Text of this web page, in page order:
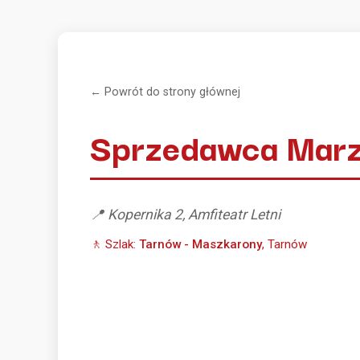
← Powrót do strony głównej
Sprzedawca
📍 Kopernika 2, Amfiteatr Letni
🚶 Szlak: Tarnów - Maszkarony, Tarnów